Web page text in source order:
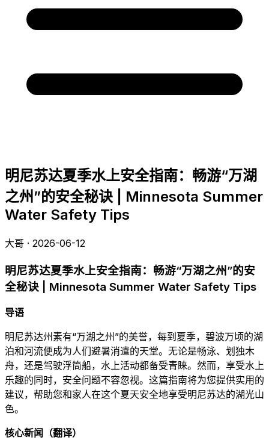
明尼苏达夏季水上安全指南：畅游“万湖
之州”的安全秘诀 | Minnesota Summer
Water Safety Tips
大哥 · 2026-06-12
明尼苏达夏季水上安全指南：畅游“万湖之州”的安
全秘诀 | Minnesota Summer Water Safety Tips
导语
明尼苏达州素有“万湖之州”的美誉，每到夏季，碧波万顷的湖
泊和河流便成为人们避暑消遣的天堂。无论是畅泳、划独木
舟，还是驾驶浮筒船，水上活动都备受青睐。然而，享受水上
乐趣的同时，安全问题不容忽视。这篇指南将为您提供实用的
建议，帮助您和家人在这个夏天安全地享受明尼苏达的湖光山
色。
核心新闻（翻译）